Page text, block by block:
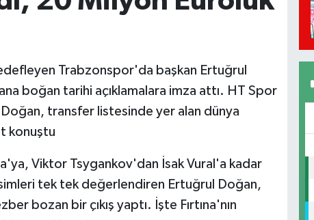
Trabzonspor'da başkan Ertuğrul
boğan tarihi açıklamalara imza attı. HT Spor
Doğan, transfer listesinde yer alan dünya
konuştu
Viktor Tsygankov'dan İsak Vural'a kadar
tek tek değerlendiren Ertuğrul Doğan,
bozan bir çıkış yaptı. İşte Fırtına'nın